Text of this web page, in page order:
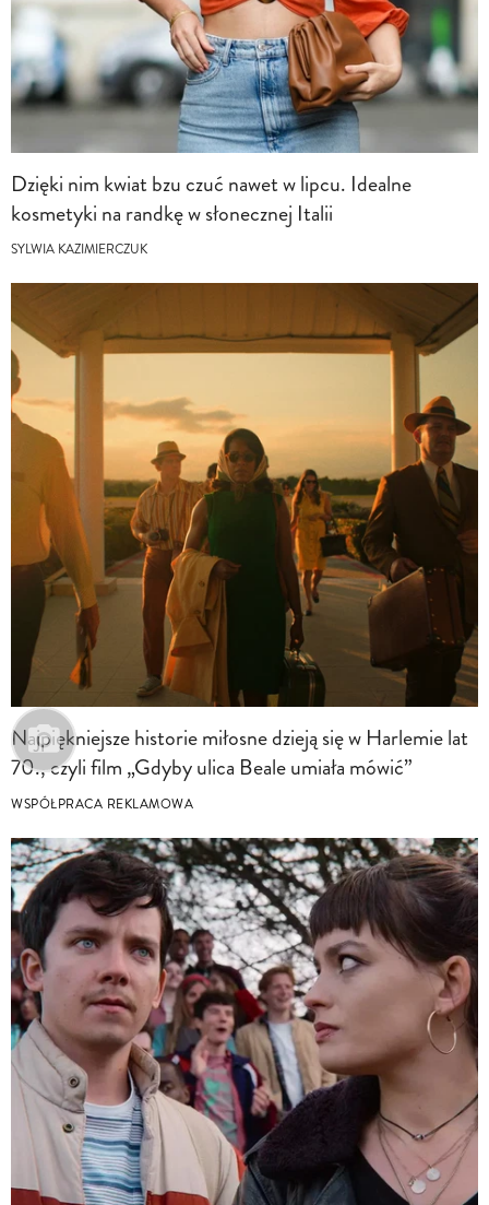
Dzięki nim kwiat bzu czuć nawet w lipcu. Idealne
kosmetyki na randkę w słonecznej Italii
SYLWIA KAZIMIERCZUK
Najpiękniejsze historie miłosne dzieją się w Harlemie lat
70., czyli film „Gdyby ulica Beale umiała mówić”
WSPÓŁPRACA REKLAMOWA